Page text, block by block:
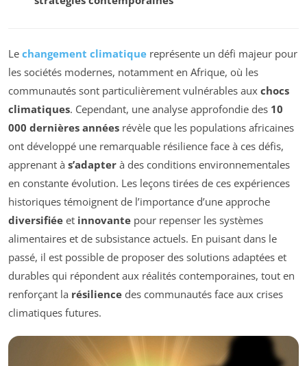
Le changement climatique représente un défi majeur pour
les sociétés modernes, notamment en Afrique, où les
communautés sont particulièrement vulnérables aux chocs
climatiques. Cependant, une analyse approfondie des 10
000 dernières années révèle que les populations africaines
ont développé une remarquable résilience face à ces défis,
apprenant à s’adapter à des conditions environnementales
en constante évolution. Les leçons tirées de ces expériences
historiques témoignent de l’importance d’une approche
diversifiée et innovante pour repenser les systèmes
alimentaires et de subsistance actuels. En puisant dans le
passé, il est possible de proposer des solutions adaptées et
durables qui répondent aux réalités contemporaines, tout en
renforçant la résilience des communautés face aux crises
climatiques futures.